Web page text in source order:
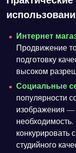
Интернет
Продвижение
подготовку
высоком
Социальные
популярности
изображения —
конкурировать
студийного